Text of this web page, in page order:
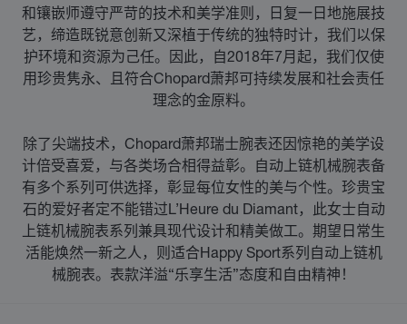
和镶嵌师遵守严苛的技术和美学准则，日复一日地施展技
艺，缔造既锐意创新又深植于传统的独特时计，我们以保
护环境和资源为己任。因此，自2018年7月起，我们仅使
用珍贵隽永、且符合Chopard萧邦可持续发展和社会责任
理念的金原料。
除了尖端技术，Chopard萧邦瑞士腕表还因惊艳的美学设
计倍受喜爱，与各类场合相得益彰。自动上链机械腕表备
有多个系列可供选择，彰显每位女性的美与个性。珍贵宝
石的爱好者定不能错过L’Heure du Diamant，此女士自动
上链机械腕表系列兼具现代设计和精美做工。期望日常生
活能焕然一新之人，则适合Happy Sport系列自动上链机
械腕表。表款洋溢“乐享生活”态度和自由精神！